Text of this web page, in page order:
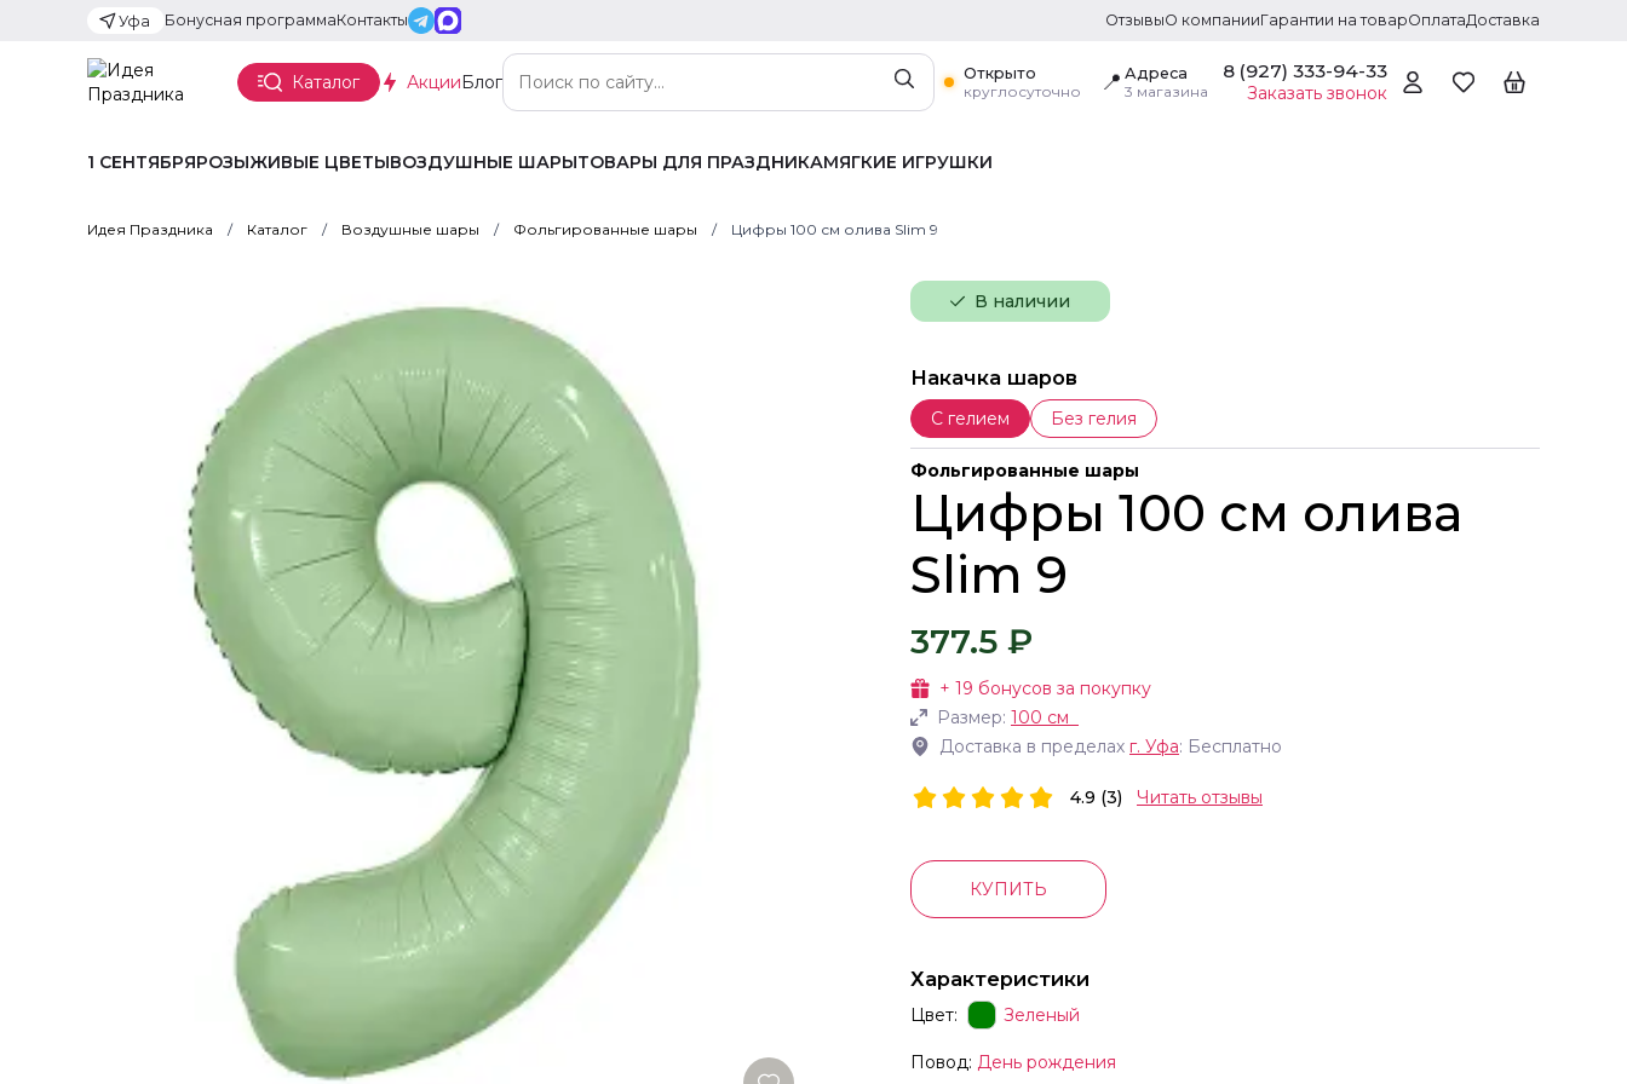
Уфа Бонусная программаКонтакты ОтзывыО компанииГарантии на товарОплатаДоставка
Каталог АкцииБлог
Открыто
круглосуточно
📍 Адреса
3 магазина
8 (927) 333-94-33
Заказать звонок
1 СЕНТЯБРЯРОЗЫЖИВЫЕ ЦВЕТЫВОЗДУШНЫЕ ШАРЫТОВАРЫ ДЛЯ ПРАЗДНИКАМЯГКИЕ ИГРУШКИ
Идея Праздника Каталог Воздушные шары Фольгированные шары Цифры 100 см олива Slim 9
В наличии
Накачка шаров
С гелием Без гелия
Фольгированные шары
Цифры 100 см олива
Slim 9
377.5 ₽
+ 19 бонусов за покупку
Размер: 100 см
Доставка в пределах г. Уфа: Бесплатно
4.9 (3) Читать отзывы
КУПИТЬ
Характеристики
Цвет: Зеленый
Повод: День рождения